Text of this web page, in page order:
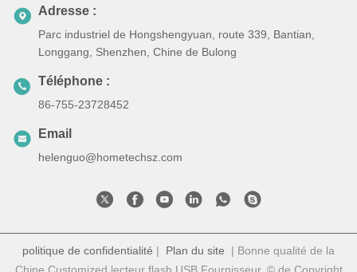
Adresse :
Parc industriel de Hongshengyuan, route 339, Bantian,
Longgang, Shenzhen, Chine de Bulong
Téléphone :
86-755-23728452
Email
helenguo@hometechsz.com
politique de confidentialité | Plan du site | Bonne qualité de la
Chine Customized lecteur flash USB Fournisseur. © de Copyright